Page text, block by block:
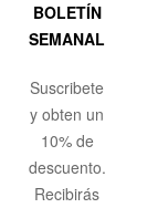
BOLETÍN
SEMANAL
Suscribete
y obten un
10% de
descuento.
Recibirás